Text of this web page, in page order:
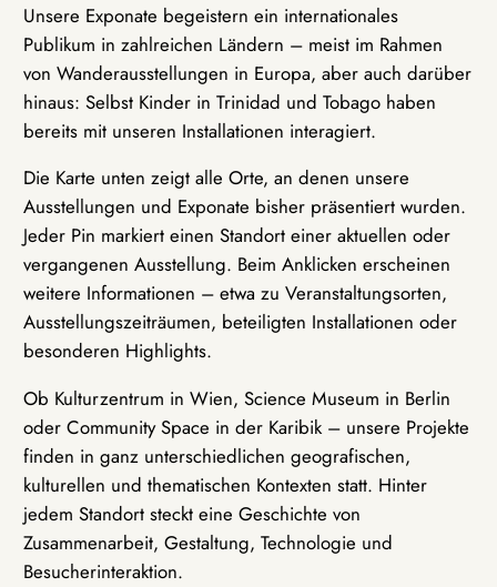
Unsere Exponate begeistern ein internationales
Publikum in zahlreichen Ländern – meist im Rahmen
von Wanderausstellungen in Europa, aber auch darüber
hinaus: Selbst Kinder in Trinidad und Tobago haben
bereits mit unseren Installationen interagiert.
Die Karte unten zeigt alle Orte, an denen unsere
Ausstellungen und Exponate bisher präsentiert wurden.
Jeder Pin markiert einen Standort einer aktuellen oder
vergangenen Ausstellung. Beim Anklicken erscheinen
weitere Informationen – etwa zu Veranstaltungsorten,
Ausstellungszeiträumen, beteiligten Installationen oder
besonderen Highlights.
Ob Kulturzentrum in Wien, Science Museum in Berlin
oder Community Space in der Karibik – unsere Projekte
finden in ganz unterschiedlichen geografischen,
kulturellen und thematischen Kontexten statt. Hinter
jedem Standort steckt eine Geschichte von
Zusammenarbeit, Gestaltung, Technologie und
Besucherinteraktion.